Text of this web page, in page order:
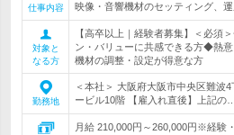
仕事内容
映像・音響機材のセッティング、運
対象と
なる方
【高卒以上｜経験者募集】＜必須
ン・バリューに共感できる方◆熱
機材の調整・設定が得意な方
勤務地
＜本社＞ 大阪府大阪市中央区難波
ービル10階 【雇入れ直後】上記の…
月給 210,000円～260,000円※経験